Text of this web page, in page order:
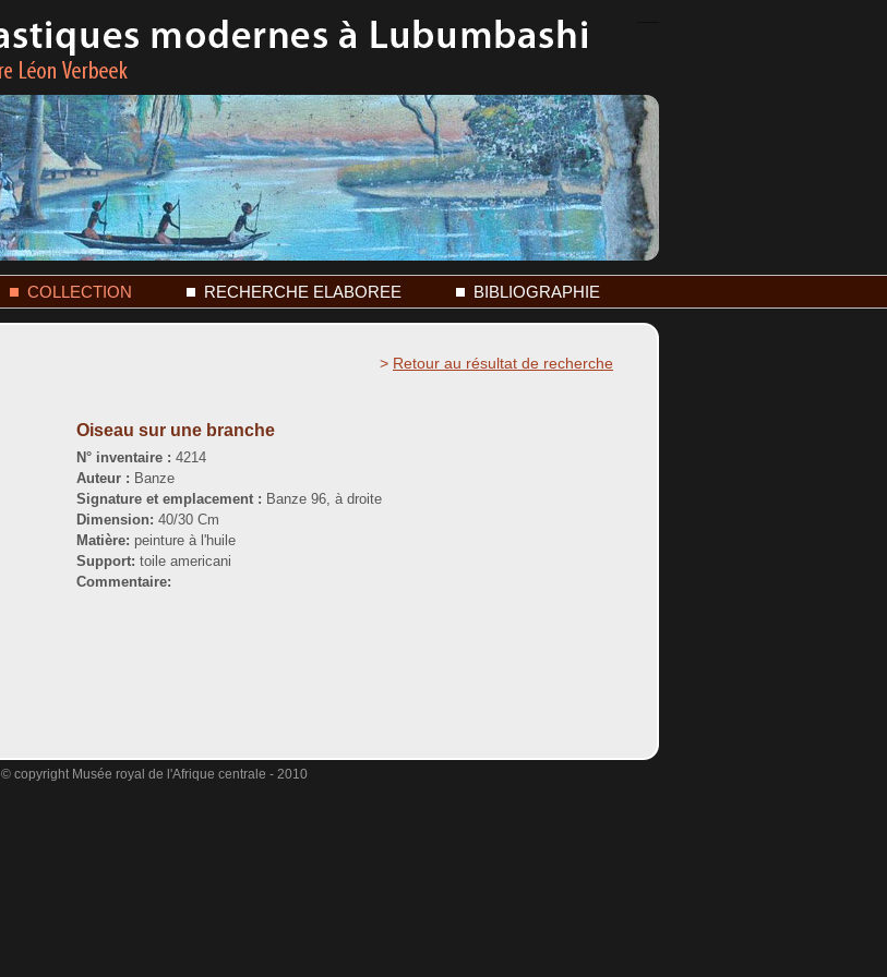
COLLECTION RECHERCHE ELABOREE BIBLIOGRAPHIE
> Retour au résultat de recherche
Oiseau sur une branche
N° inventaire : 4214
Auteur : Banze
Signature et emplacement : Banze 96, à droite
Dimension: 40/30 Cm
Matière: peinture à l'huile
Support: toile americani
Commentaire:
© copyright Musée royal de l'Afrique centrale - 2010